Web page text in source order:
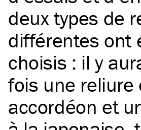
deux types de
différentes ont
choisis : il y
fois une reliure
accordéon et